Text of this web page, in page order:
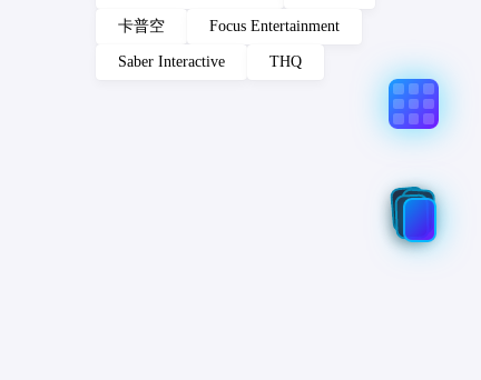
卡普空 Focus Entertainment
Saber Interactive THQ